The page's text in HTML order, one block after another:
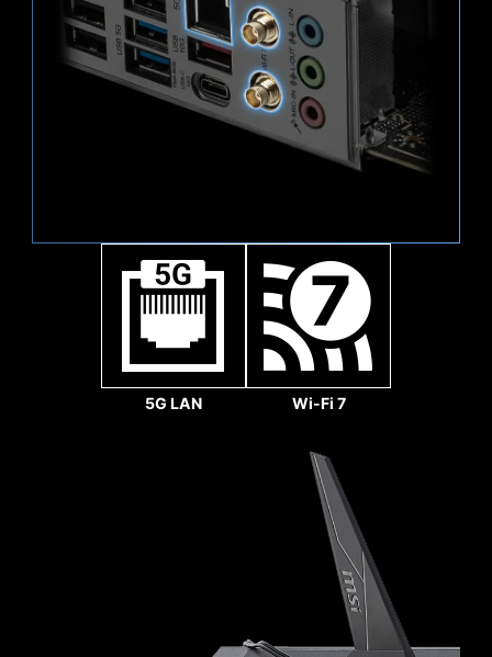
5G LAN Wi-Fi 7
3x
64
Gbps
arayüzünde daha yüksek bant genişliği ve daha
hızlı transfer hızları sağlar.
GÜÇLENDİRİLMİŞ,
AĞIR LEHİMLİ BAĞLANTILAR
MSI PCI Express Steel
Armor slotları anakarta
ekstra lehim noktaları ile
sabitlenmiştir. Böylece